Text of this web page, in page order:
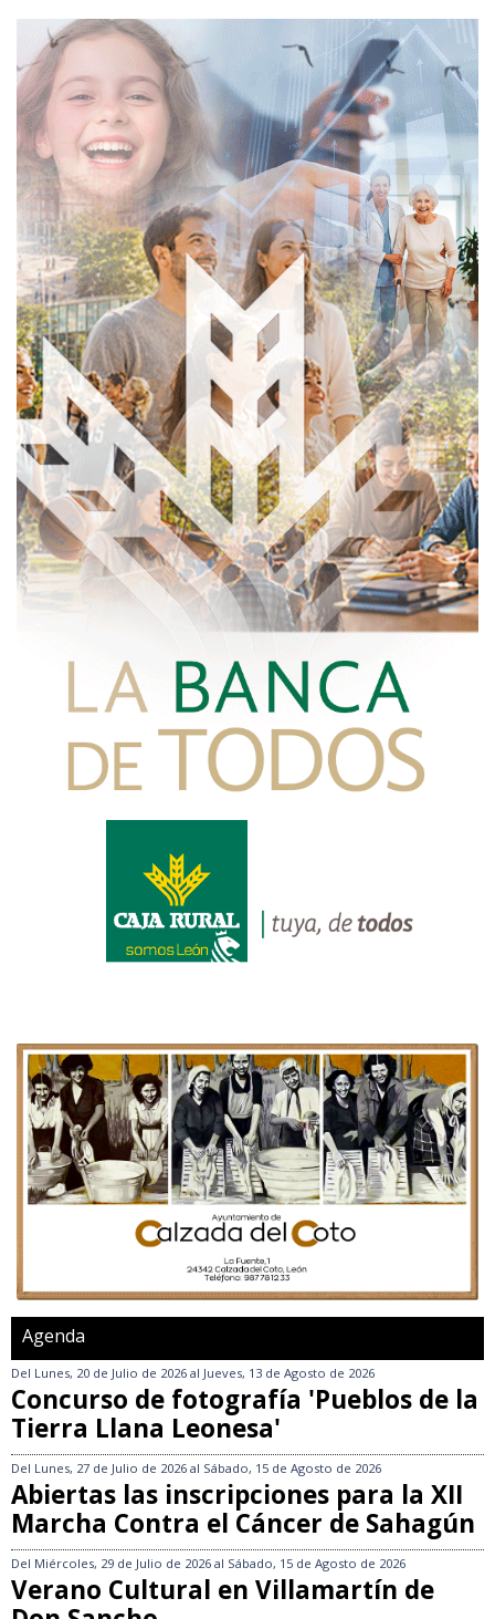
Agenda
Del Lunes, 20 de Julio de 2026 al Jueves, 13 de Agosto de 2026
Concurso de fotografía 'Pueblos de la
Tierra Llana Leonesa'
Del Lunes, 27 de Julio de 2026 al Sábado, 15 de Agosto de 2026
Abiertas las inscripciones para la XII
Marcha Contra el Cáncer de Sahagún
Del Miércoles, 29 de Julio de 2026 al Sábado, 15 de Agosto de 2026
Verano Cultural en Villamartín de